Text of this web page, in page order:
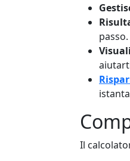
passo.
Il